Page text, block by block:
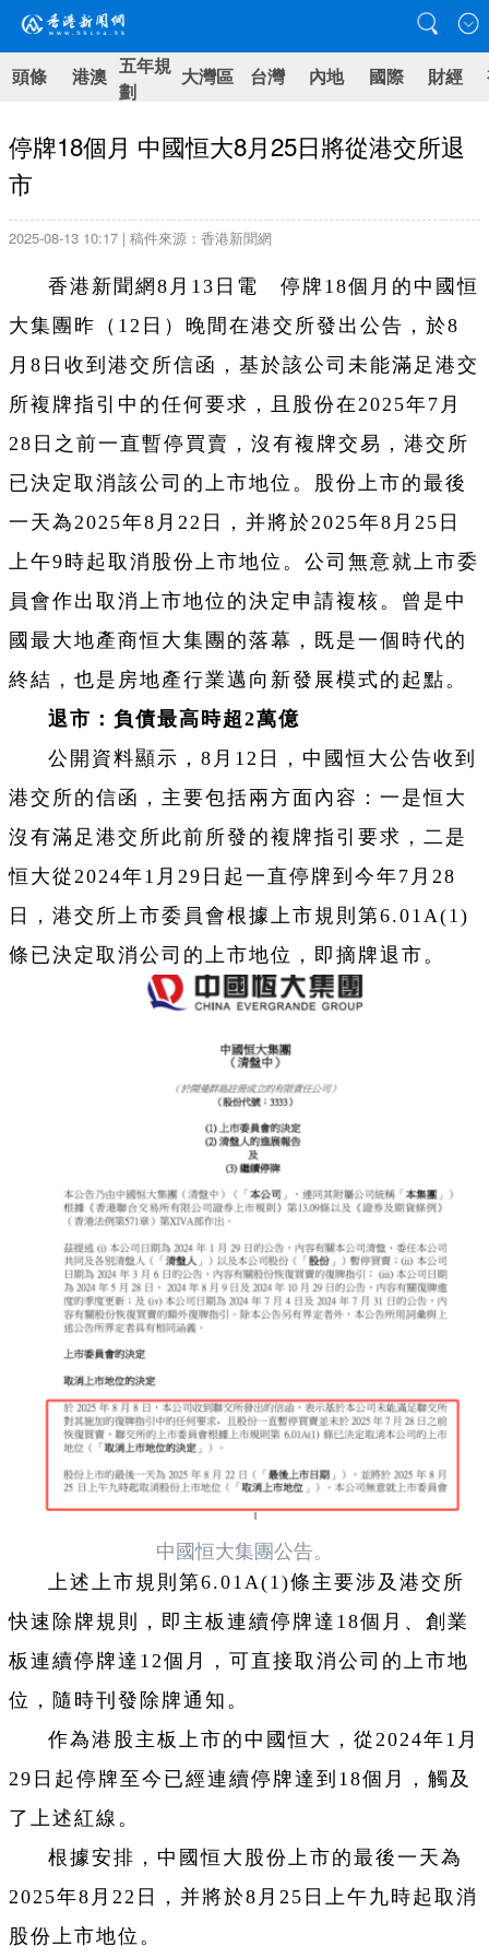
頭條 港澳 五年規
劃
大灣區 台灣 內地 國際 財經
停牌18個月 中國恒大8月25日將從港交所退
市
2025-08-13 10:17 | 稿件來源：香港新聞網
香港新聞網8月13日電 停牌18個月的中國恒
大集團昨（12日）晚間在港交所發出公告，於8
月8日收到港交所信函，基於該公司未能滿足港交
所複牌指引中的任何要求，且股份在2025年7月
28日之前一直暫停買賣，沒有複牌交易，港交所
已決定取消該公司的上市地位。股份上市的最後
一天為2025年8月22日，并將於2025年8月25日
上午9時起取消股份上市地位。公司無意就上市委
員會作出取消上市地位的決定申請複核。曾是中
國最大地產商恒大集團的落幕，既是一個時代的
終結，也是房地產行業邁向新發展模式的起點。
退市：負債最高時超2萬億
公開資料顯示，8月12日，中國恒大公告收到
港交所的信函，主要包括兩方面內容：一是恒大
沒有滿足港交所此前所發的複牌指引要求，二是
恒大從2024年1月29日起一直停牌到今年7月28
日，港交所上市委員會根據上市規則第6.01A(1)
條已決定取消公司的上市地位，即摘牌退市。
中國恒大集團公告。
上述上市規則第6.01A(1)條主要涉及港交所
快速除牌規則，即主板連續停牌達18個月、創業
板連續停牌達12個月，可直接取消公司的上市地
位，隨時刊發除牌通知。
作為港股主板上市的中國恒大，從2024年1月
29日起停牌至今已經連續停牌達到18個月，觸及
了上述紅線。
根據安排，中國恒大股份上市的最後一天為
2025年8月22日，并將於8月25日上午九時起取消
股份上市地位。